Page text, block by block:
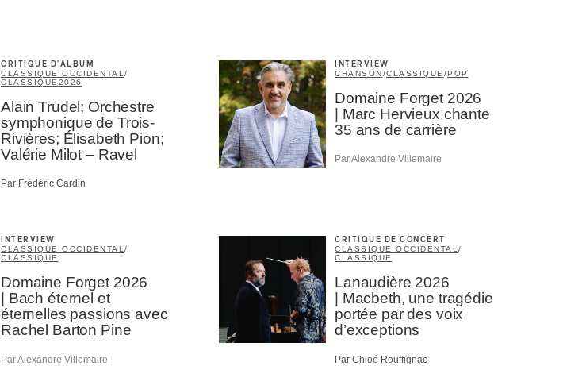
CRITIQUE D'ALBUM
CLASSIQUE OCCIDENTAL /
CLASSIQUE 2026
Alain Trudel; Orchestre
symphonique de Trois-
Rivières; Élisabeth Pion;
Valérie Milot – Ravel
Par Frédéric Cardin
INTERVIEW
CHANSON/CLASSIQUE /POP
Domaine Forget 2026
| Marc Hervieux chante
35 ans de carrière
Par Alexandre Villemaire
INTERVIEW
CLASSIQUE OCCIDENTAL/
CLASSIQUE
Domaine Forget 2026
| Bach éternel et
éternelles passions avec
Rachel Barton Pine
Par Alexandre Villemaire
CRITIQUE DE CONCERT
CLASSIQUE OCCIDENTAL/
CLASSIQUE
Lanaudière 2026
| Macbeth, une tragédie
portée par des voix
d’exceptions
Par Chloé Rouffignac